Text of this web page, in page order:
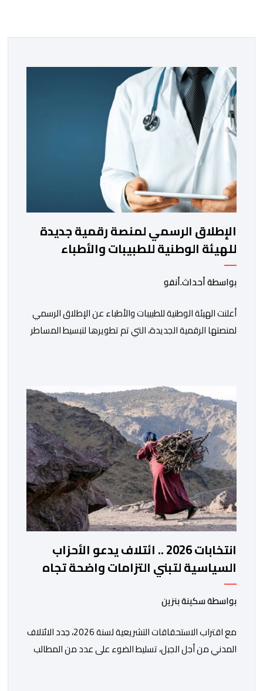
الإطلاق الرسمي لمنصة رقمية جديدة
للهيئة الوطنية للطبيبات والأطباء
بواسطة أحداث.أنفو
أعلنت الهيئة الوطنية للطبيبات والأطباء عن الإطلاق الرسمي
لمنصتها الرقمية الجديدة، التي تم تطويرها لتبسيط المساطر
للهيئة إلى جانب الهيئة الوطنية. وذكر بلاغ للهيئة أن هذه
المنصة، التي تم إطلاقها في إطار استراتيجيتها الرامية إلى
التحديث والتحول الرقمي، تشكل خطوة مهمة في […]
انتخابات 2026 .. ائتلاف يدعو الأحزاب
السياسية لتبني التزامات واضحة تجاه
المناطق الجبلية
بواسطة سكينة بنزين
مع اقتراب الاستحقاقات التشريعية لسنة 2026، جدد الائتلاف
المدني من أجل الجبل، تسليط الضوء على عدد من المطالب